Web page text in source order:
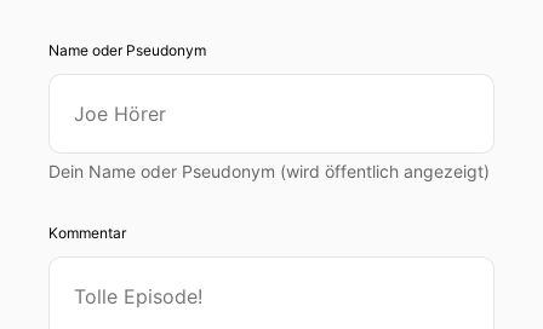
Name oder Pseudonym
Dein Name oder Pseudonym (wird öffentlich angezeigt)
Kommentar